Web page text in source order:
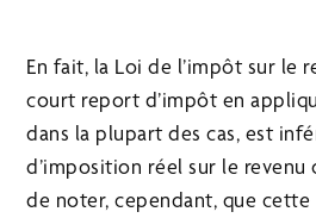
En fait, la Loi de l’impôt sur le
court report d’impôt en
dans la plupart des cas, est
d’imposition réel sur le
de noter, cependant, que